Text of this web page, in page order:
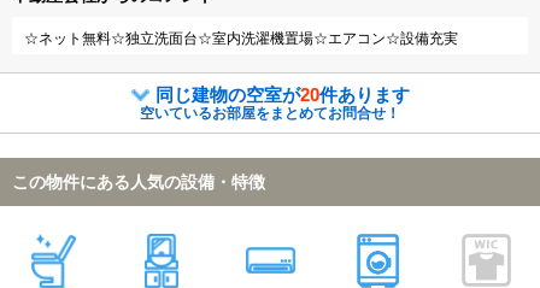
☆ネット無料☆独立洗面台☆室内洗濯機置場☆エアコン☆設備充実
同じ建物の空室が20件あります
空いているお部屋をまとめてお問合せ！
この物件にある人気の設備・特徴